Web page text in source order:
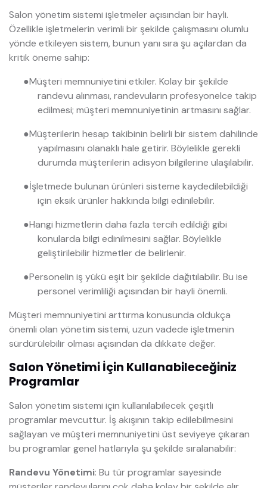
Salon yönetim sistemi işletmeler açısından bir hayli.
Özellikle işletmelerin verimli bir şekilde çalışmasını olumlu
yönde etkileyen sistem, bunun yanı sıra şu açılardan da
kritik öneme sahip:
●Müşteri memnuniyetini etkiler. Kolay bir şekilde
randevu alınması, randevuların profesyonelce takip
edilmesi; müşteri memnuniyetinin artmasını sağlar.
●Müşterilerin hesap takibinin belirli bir sistem dahilinde
yapılmasını olanaklı hale getirir. Böylelikle gerekli
durumda müşterilerin adisyon bilgilerine ulaşılabilir.
●İşletmede bulunan ürünleri sisteme kaydedilebildiği
için eksik ürünler hakkında bilgi edinilebilir.
●Hangi hizmetlerin daha fazla tercih edildiği gibi
konularda bilgi edinilmesini sağlar. Böylelikle
geliştirilebilir hizmetler de belirlenir.
●Personelin iş yükü eşit bir şekilde dağıtılabilir. Bu ise
personel verimliliği açısından bir hayli önemli.
Müşteri memnuniyetini arttırma konusunda oldukça
önemli olan yönetim sistemi, uzun vadede işletmenin
sürdürülebilir olması açısından da dikkate değer.
Salon Yönetimi İçin Kullanabileceğiniz
Programlar
Salon yönetim sistemi için kullanılabilecek çeşitli
programlar mevcuttur. İş akışının takip edilebilmesini
sağlayan ve müşteri memnuniyetini üst seviyeye çıkaran
bu programlar genel hatlarıyla şu şekilde sıralanabilir:
Randevu Yönetimi: Bu tür programlar sayesinde